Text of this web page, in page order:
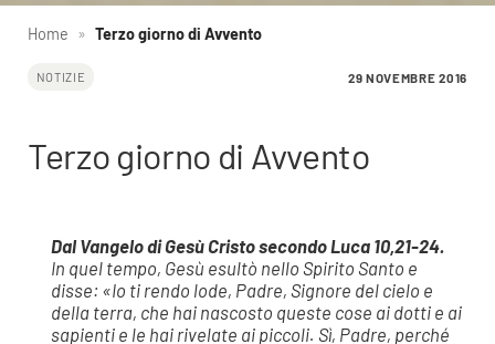
Home » Terzo giorno di Avvento
NOTIZIE 29 NOVEMBRE 2016
Terzo giorno di Avvento
Dal Vangelo di Gesù Cristo secondo Luca 10,21-24.
In quel tempo, Gesù esultò nello Spirito Santo e
disse: «Io ti rendo lode, Padre, Signore del cielo e
della terra, che hai nascosto queste cose ai dotti e ai
sapienti e le hai rivelate ai piccoli. Sì, Padre, perché